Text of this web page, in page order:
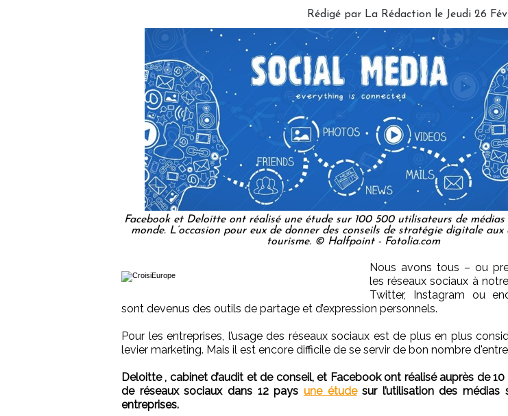
Rédigé par La Rédaction le Jeudi 26
Facebook et Deloitte ont réalisé une étude sur 100 500 utilisateurs de médias
monde. L’occasion pour eux de donner des conseils de stratégie digitale aux
tourisme. © Halfpoint - Fotolia.com
Nous avons tous – ou
les réseaux sociaux à
Twitter, Instagram ou
sont devenus des outils de partage et d’expression personnels.
Pour les entreprises, l’usage des réseaux sociaux est de plus en plus
levier marketing. Mais il est encore difficile de se servir de bon nombre
Deloitte , cabinet d’audit et de conseil, et Facebook ont réalisé auprès de
de réseaux sociaux dans 12 pays une étude sur l’utilisation des médias
entreprises.